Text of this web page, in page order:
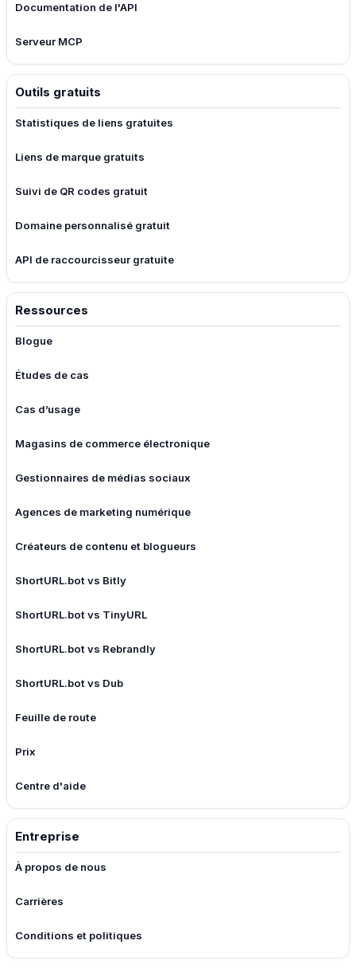
Documentation de l'API
Serveur MCP
Outils gratuits
Statistiques de liens gratuites
Liens de marque gratuits
Suivi de QR codes gratuit
Domaine personnalisé gratuit
API de raccourcisseur gratuite
Ressources
Blogue
Études de cas
Cas d’usage
Magasins de commerce électronique
Gestionnaires de médias sociaux
Agences de marketing numérique
Créateurs de contenu et blogueurs
ShortURL.bot vs Bitly
ShortURL.bot vs TinyURL
ShortURL.bot vs Rebrandly
ShortURL.bot vs Dub
Feuille de route
Prix
Centre d'aide
Entreprise
À propos de nous
Carrières
Conditions et politiques